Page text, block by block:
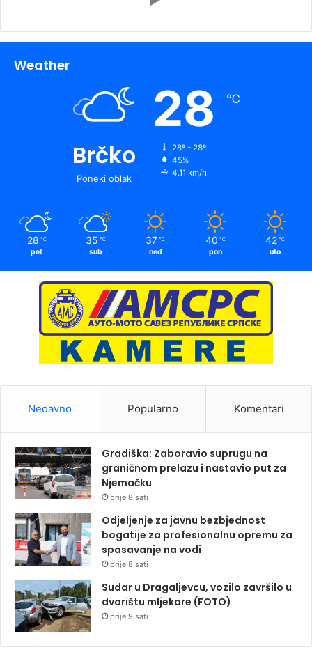
Weather
Brčko
Poneki oblak
28 ℃
28º - 28º
45%
4.11 km/h
28 ℃
pet
35 ℃
sub
37 ℃
ned
40 ℃
pon
42 ℃
uto
Nedavno Popularno Komentari
Gradiška: Zaboravio suprugu na
graničnom prelazu i nastavio put za
Njemačku
prije 8 sati
Odjeljenje za javnu bezbjednost
bogatije za profesionalnu opremu za
spasavanje na vodi
prije 8 sati
Sudar u Dragaljevcu, vozilo završilo u
dvorištu mljekare (FOTO)
prije 9 sati